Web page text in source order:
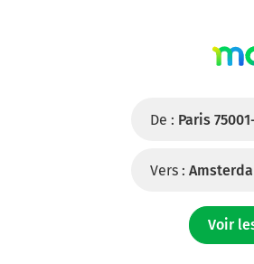
De : Paris
Vers :
Voir